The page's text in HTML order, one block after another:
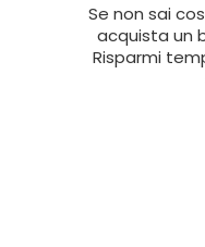
Se non sai
acquista un
Risparmi